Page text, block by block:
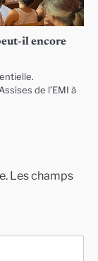
il encore
de l’EMI à
Les champs